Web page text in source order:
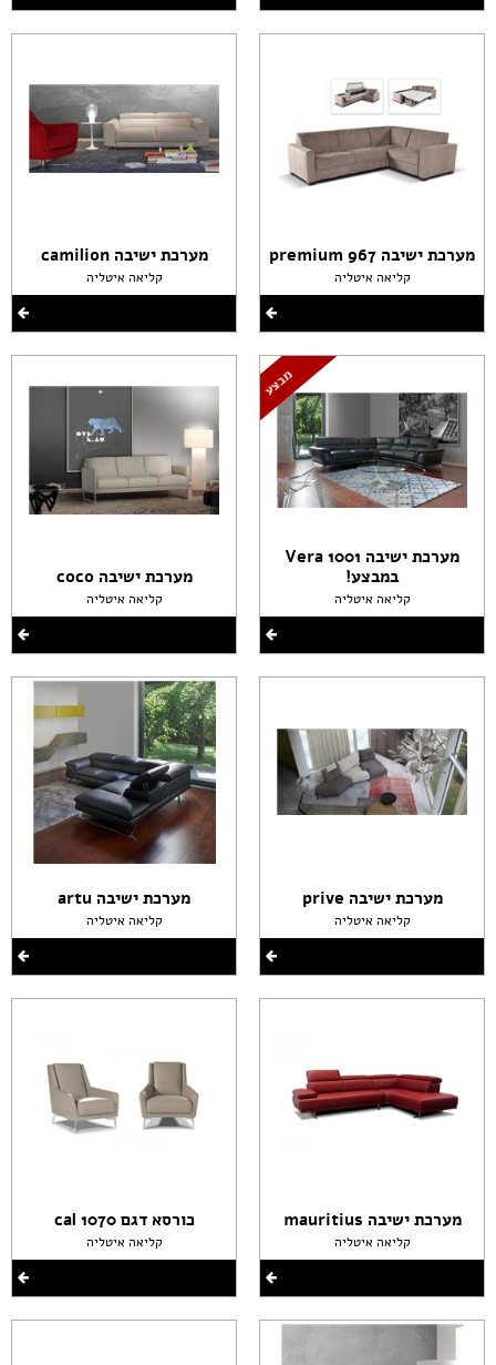
מערכת ישיבה premium 967
קליאה איטליה
מערכת ישיבה Vera 1001
במבצע!
קליאה איטליה
מערכת ישיבה prive
קליאה איטליה
מערכת ישיבה mauritius
קליאה איטליה
מערכת ישיבה camilion
קליאה איטליה
מערכת ישיבה coco
קליאה איטליה
מערכת ישיבה artu
קליאה איטליה
כורסא דגם cal 1070
קליאה איטליה